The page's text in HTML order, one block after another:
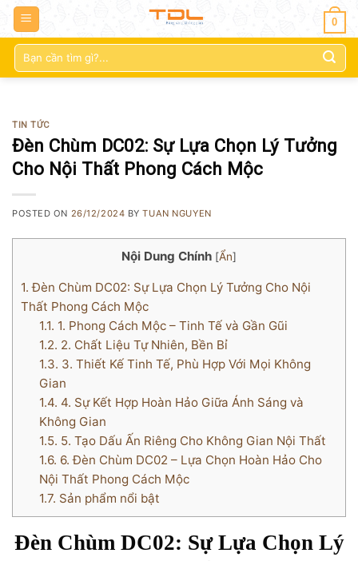
0
Tìm
kiếm:
TIN TỨC
Đèn Chùm DC02: Sự Lựa Chọn Lý Tưởng
Cho Nội Thất Phong Cách Mộc
POSTED ON 26/12/2024 BYTUAN NGUYEN
Nội Dung Chính [Ẩn]
1. Đèn Chùm DC02: Sự Lựa Chọn Lý Tưởng Cho Nội
Thất Phong Cách Mộc
1.1. 1. Phong Cách Mộc – Tinh Tế và Gần Gũi
1.2. 2. Chất Liệu Tự Nhiên, Bền Bỉ
1.3. 3. Thiết Kế Tinh Tế, Phù Hợp Với Mọi Không
Gian
1.4. 4. Sự Kết Hợp Hoàn Hảo Giữa Ánh Sáng và
Không Gian
1.5. 5. Tạo Dấu Ấn Riêng Cho Không Gian Nội Thất
1.6. 6. Đèn Chùm DC02 – Lựa Chọn Hoàn Hảo Cho
Nội Thất Phong Cách Mộc
1.7. Sản phẩm nổi bật
Đèn Chùm DC02: Sự Lựa Chọn Lý